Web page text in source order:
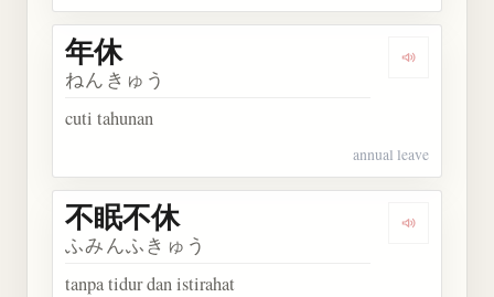
Dengarkan
年休
ねんきゅう
cuti tahunan
annual leave
Dengarkan
不眠不休
ふみんふきゅう
tanpa tidur dan istirahat